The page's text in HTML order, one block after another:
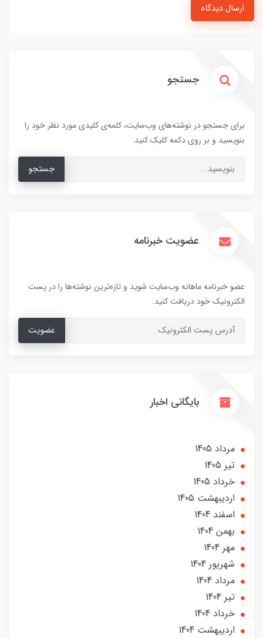
ارسال دیدگاه
جستجو
برای جستجو در نوشته‌های وب‌سایت، کلمه‌ی کلیدی مورد نظر خود را
بنویسید و بر روی دکمه کلیک کنید.
جستجو
عضویت خبرنامه
عضو خبرنامه ماهانه وب‌سایت شوید و تازه‌ترین نوشته‌ها را در پست
الکترونیک خود دریافت کنید.
عضویت
بایگانی اخبار
مرداد 1405
تير 1405
خرداد 1405
ارديبهشت 1405
اسفند 1404
بهمن 1404
مهر 1404
شهریور 1404
مرداد 1404
تير 1404
خرداد 1404
ارديبهشت 1404